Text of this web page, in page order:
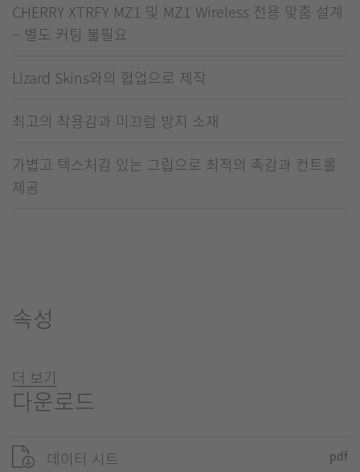
CHERRY XTRFY MZ1 및 MZ1 Wireless 전용 맞춤 설계
– 별도 커팅 불필요
Lizard Skins와의 협업으로 제작
최고의 착용감과 미끄럼 방지 소재
가볍고 텍스처감 있는 그립으로 최적의 촉감과 컨트롤
제공
속성
더 보기
다운로드
데이터 시트 pdf